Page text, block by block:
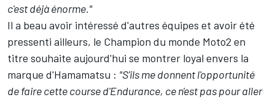
c'est déjà énorme."
Il a beau avoir intéressé d'autres équipes et avoir été
pressenti ailleurs, le Champion du monde Moto2 en
titre souhaite aujourd'hui se montrer loyal envers la
marque d'Hamamatsu : "S'ils me donnent l'opportunité
de faire cette course d'Endurance, ce n'est pas pour aller